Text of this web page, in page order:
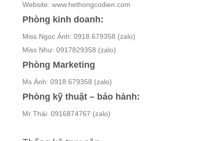
Website: www.hethongcodien.com
Phòng kinh doanh:
Miss Ngọc Ánh: 0918.679358 (zalo)
Miss Như: 0917829358 (zalo)
Phòng Marketing
Ms Ánh: 0918.679358 (zalo)
Phòng kỹ thuật – bảo hành:
Mr Thái: 0916874767 (zalo)